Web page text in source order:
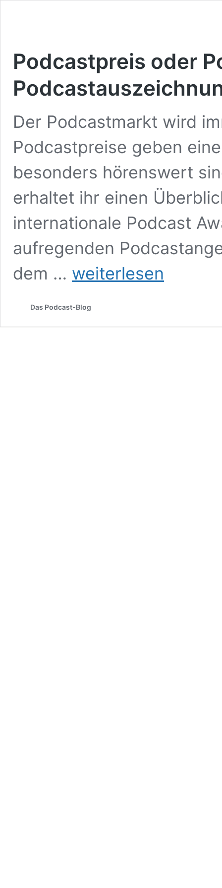
Podcastpreis oder
Der Podcastmarkt wird
Podcastpreise geben
besonders hörenswert
erhaltet ihr einen
internationale Podcast
aufregenden
dem …
Podcastpreis
oder
–
Podcastauszeichnungen
weiterlesen
Das Podcast-Blog